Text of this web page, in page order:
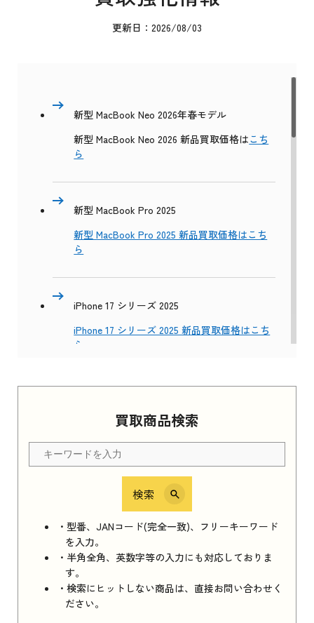
買取商品検索
検索
・型番、JANコード(完全一致)、フリーキーワード
を入力。
・半角全角、英数字等の入力にも対応しておりま
す。
・検索にヒットしない商品は、直接お問い合わせく
ださい。
更新日：2026/08/03
新型 MacBook Neo 2026年春モデル
新型 MacBook Neo 2026 新品買取価格はこち
ら
新型 MacBook Pro 2025
新型 MacBook Pro 2025 新品買取価格はこち
ら
iPhone 17 シリーズ 2025
iPhone 17 シリーズ 2025 新品買取価格はこち
ら
Apple Watch Series 11 2025 新品買取価格はこ
ちら
iPhone 16e シリーズ 2025
iPhone 16e シリーズ 2025 新品買取価格はこち
ら
iPad 11インチ 2025年春モデル